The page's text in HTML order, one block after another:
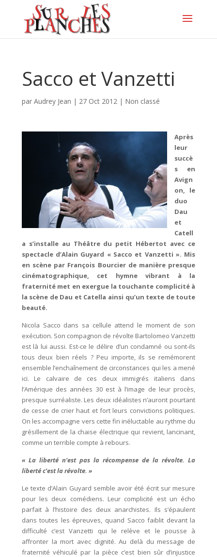
Sacco et Vanzetti
par Audrey Jean | 27 Oct 2012| Non classé
Après
leur
succè
s en
Avign
on, le
duo
Dau
et
Catell
a s’installe au Théâtre du petit Hébertot avec ce
spectacle d’Alain Guyard « Sacco et Vanzetti ». Mis
en scène par François Bourcier de manière presque
cinématographique, cet hymne vibrant à la
fraternité met en exergue la touchante complicité à
la scène de Dau et Catella ainsi qu’un texte de toute
beauté.
Nicola Sacco dans sa cellule attend le moment de son
exécution. Son compagnon de révolte Bartolomeo Vanzetti
est là lui aussi. Est-ce le délire d’un condamné ou sont-ils
tous deux bien réels ? Peu importe, ils se remémorent
ensemble l’enchaînement de circonstances qui les a mené
ici. Le calvaire de ces deux immigrés italiens dans
l’Amérique des années 30 est à l’image de leur procès,
presque surréaliste. Les deux idéalistes n’auront pourtant
de cesse de crier haut et fort leurs convictions politiques.
On les accompagne vers cette fin inéluctable au rythme du
grésillement de la chaise électrique qui revient, lancinant,
comme un terrible compte à rebours.
« La liberté n’est pas la récompense de la révolte. La
liberté c’est la révolte. »
Le texte d’Alain Guyard semble avoir été écrit sur mesure
pour les deux comédiens. Leur complicité est un écho
parfait à l’histoire des deux anarchistes. Ils s’épaulent
dans toutes les épreuves, quand Sacco faiblit devant la
difficulté c’est Vanzetti qui le relève et le pousse à
affronter la mort avec dignité. Au delà du message de
fraternité véhiculé par la pièce c’est bien sûr d’injustice